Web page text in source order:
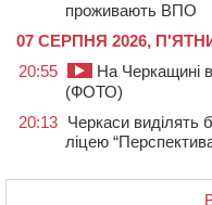
проживають ВПО
07 СЕРПНЯ 2026,
20:55
На Черкащині
(ФОТО)
20:13 Черкаси виділять
ліцею
ділянок,